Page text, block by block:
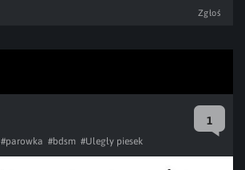
Zgłoś
1
#parowka #bdsm #Uległy piesek